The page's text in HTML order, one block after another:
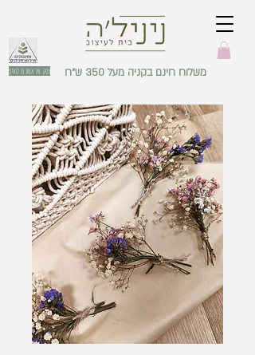
עסק של אשת מילואים משלוח חינם בקניה מעל 350 ש"ח